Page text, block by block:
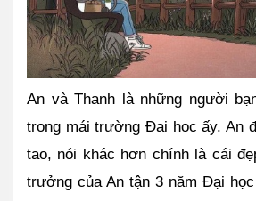
An và Thanh là những người
trong mái trường Đại học ấy. An
tao, nói khác hơn chính là cái
trưởng của An tận 3 năm Đại